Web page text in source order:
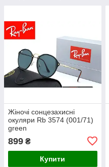
Жіночі сонцезахисні
окуляри Rb 3574 (001/71)
green
899 ₴
Купити